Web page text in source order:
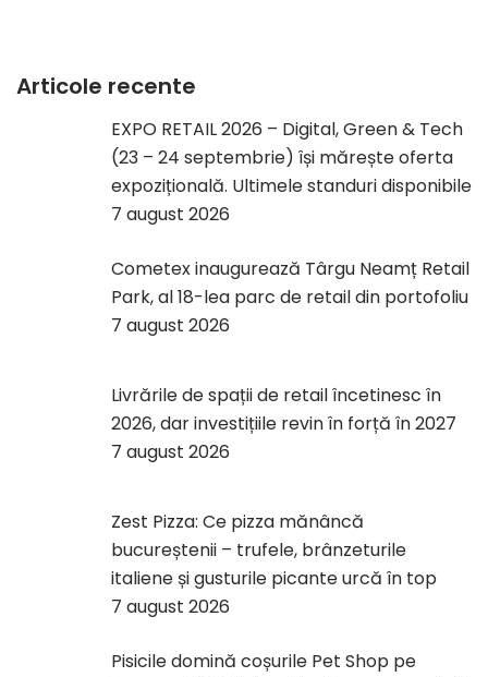
Articole recente
EXPO RETAIL 2026 – Digital, Green & Tech
(23 – 24 septembrie) își mărește oferta
expozițională. Ultimele standuri disponibile
7 august 2026
Cometex inaugurează Târgu Neamț Retail
Park, al 18-lea parc de retail din portofoliu
7 august 2026
Livrările de spații de retail încetinesc în
2026, dar investițiile revin în forță în 2027
7 august 2026
Zest Pizza: Ce pizza mănâncă
bucureștenii – trufele, brânzeturile
italiene și gusturile picante urcă în top
7 august 2026
Pisicile domină coșurile Pet Shop pe